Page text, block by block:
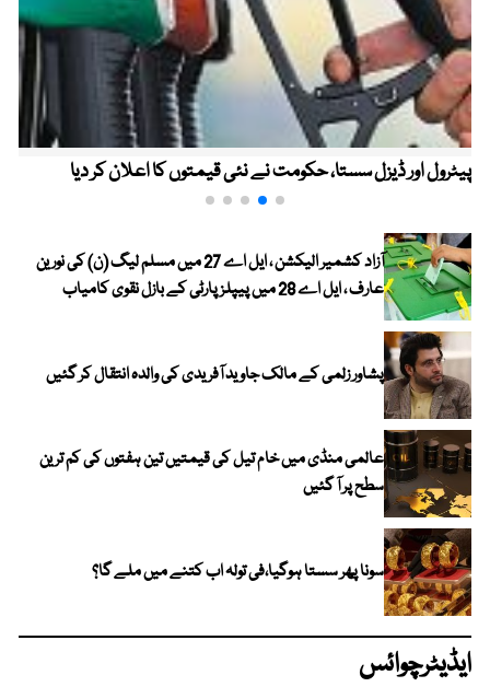
پیٹرول اور ڈیزل سستا، حکومت نے نئی قیمتوں کا اعلان کر دیا
آزاد کشمیر الیکشن ، ایل اے 27 میں مسلم لیگ (ن) کی نورین
عارف ، ایل اے 28 میں پیپلز پارٹی کے بازل نقوی کامیاب
پشاور زلمی کے مالک جاوید آفریدی کی والدہ انتقال کر گئیں
عالمی منڈی میں خام تیل کی قیمتیں تین ہفتوں کی کم ترین
سطح پر آ گئیں
سونا پھر سستا ہوگیا،فی تولہ اب کتنے میں ملے گا؟
ایڈیٹرچوائس